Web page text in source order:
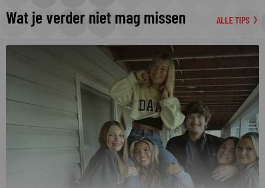
Wat je verder niet mag missen ALLE TIPS